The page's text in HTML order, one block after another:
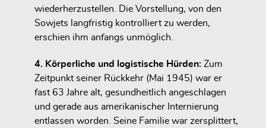
wiederherzustellen. Die Vorstellung, von den
Sowjets langfristig kontrolliert zu werden,
erschien ihm anfangs unmöglich.
4. Körperliche und logistische Hürden: Zum
Zeitpunkt seiner Rückkehr (Mai 1945) war er
fast 63 Jahre alt, gesundheitlich angeschlagen
und gerade aus amerikanischer Internierung
entlassen worden. Seine Familie war zersplittert,